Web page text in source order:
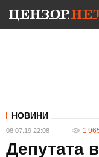
НОВИНИ
08.07.19 22:08 1
Депутата